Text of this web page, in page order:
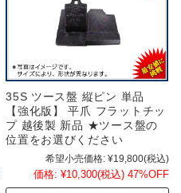
35S ツース盤 縦ピン 単品
【強化版】 平爪 フラットチッ
プ 越後製 新品 ★ツース盤の
位置をお選びください
希望小売価格: ¥19,800(税込)
価格: ¥10,300(税込) 47%OFF